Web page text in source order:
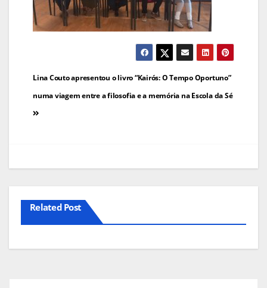
Navegação
de
artigos
Lina Couto apresentou o livro “Kairós: O Tempo Oportuno”
numa viagem entre a filosofia e a memória na Escola da Sé
Related Post